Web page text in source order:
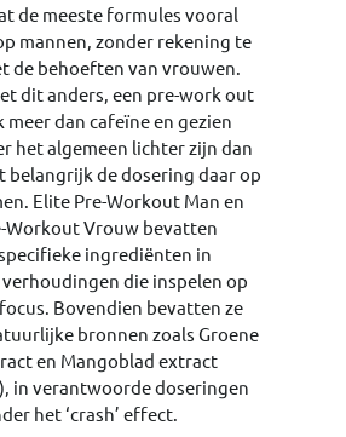
de meeste formules vooral
mannen, zonder rekening te
de behoeften van vrouwen.
dit anders, een pre-work out
meer dan cafeïne en gezien
het algemeen lichter zijn dan
belangrijk de dosering daar op
Elite Pre-Workout Man en
Workout Vrouw bevatten
ingrediënten in
die inspelen op
Bovendien bevatten ze
bronnen zoals Groene
en Mangoblad extract
in verantwoorde doseringen
het ‘crash’ effect.